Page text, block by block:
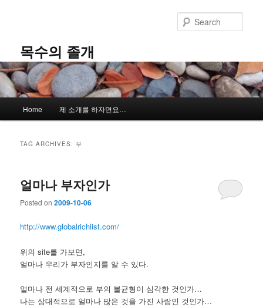
content
content목수의 졸개
Home 제 소개를 하자면요…
TAG ARCHIVES: 부
얼마나 부자인가
Posted on2009-10-06
http://www.globalrichlist.com/
위의 site를 가보면,
얼마나 우리가 부자인지를 알 수 있다.
얼마나 전 세계적으로 부의 불균형이 심각한 것인가…
나는 상대적으로 얼마나 많은 것을 가진 사람인 것인가…